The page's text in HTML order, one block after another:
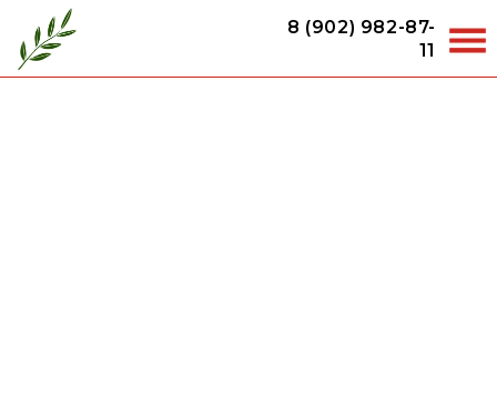
8 (902) 982-87-
11